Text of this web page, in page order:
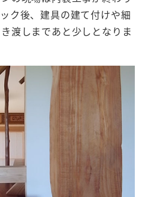
ク後、建具の建て付けや細
渡しまであと少しとなりま